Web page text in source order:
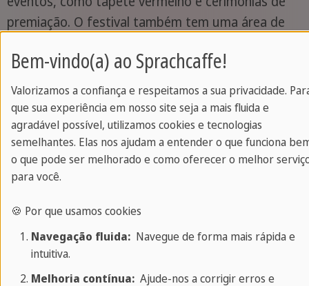
premiação. O festival também tem uma área de
cinematográfica podem se encontrar e fazer
networking. O festival é uma grande oportunidade
para os amantes do cinema descobrirem filmes
novos e emocionantes de todo o mundo e é um
grande evento cultural em Pequim.
Bem-vindo(a) ao Sprachcaffe!
Valorizamos a confiança e respeitamos a sua privacidade.
que sua experiência em nosso site seja a mais fluida e
agradável possível, utilizamos cookies e tecnologias
semelhantes. Elas nos ajudam a entender o que funciona
o que pode ser melhorado e como oferecer o melhor
para você.
🍪 Por que usamos cookies
Navegação fluida:Navegue de forma mais rápida e
intuitiva.
Melhoria contínua:Ajude-nos a corrigir erros e